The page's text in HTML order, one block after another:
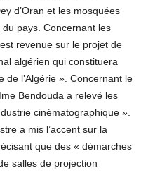
d’Oran et les mosquées
pays. Concernant les
revenue sur le projet de
algérien qui constituera
de l’Algérie ». Concernant le
Bendouda a relevé les
cinématographique ».
a mis l’accent sur la
que des « démarches
salles de projection